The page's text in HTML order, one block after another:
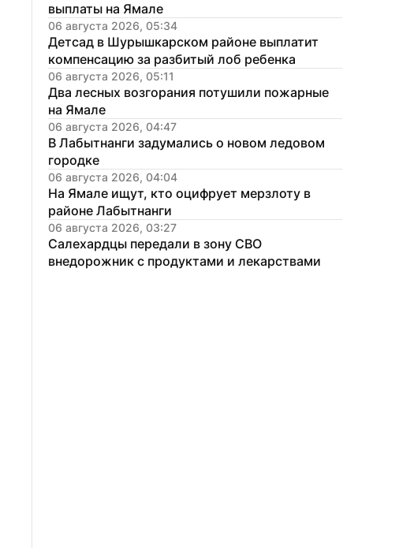
выплаты на Ямале
06 августа 2026, 05:34
Детсад в Шурышкарском районе выплатит
компенсацию за разбитый лоб ребенка
06 августа 2026, 05:11
Два лесных возгорания потушили пожарные
на Ямале
06 августа 2026, 04:47
В Лабытнанги задумались о новом ледовом
городке
06 августа 2026, 04:04
На Ямале ищут, кто оцифрует мерзлоту в
районе Лабытнанги
06 августа 2026, 03:27
Салехардцы передали в зону СВО
внедорожник с продуктами и лекарствами